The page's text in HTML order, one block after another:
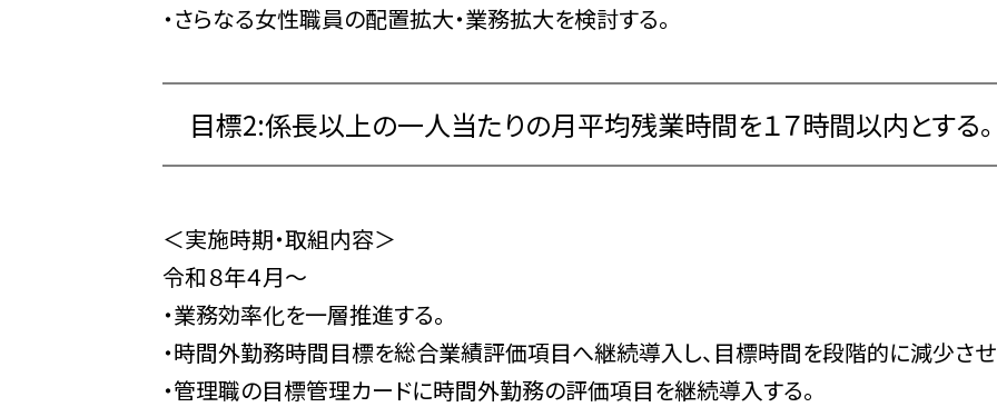
・さらなる女性職員の配置拡大・業務拡大を検討する。
目標2:係長以上の一人当たりの月平均残業時間を１７時間以内とする。
＜実施時期・取組内容＞
令和８年４月～
・業務効率化を一層推進する。
・時間外勤務時間目標を総合業績評価項目へ継続導入し、目標時間を段階的に減少させ
・管理職の目標管理カードに時間外勤務の評価項目を継続導入する。